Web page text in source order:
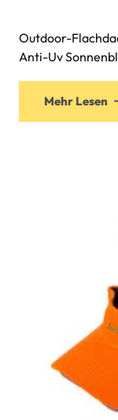
Outdoor-
Anti-Uv
Mehr Lesen